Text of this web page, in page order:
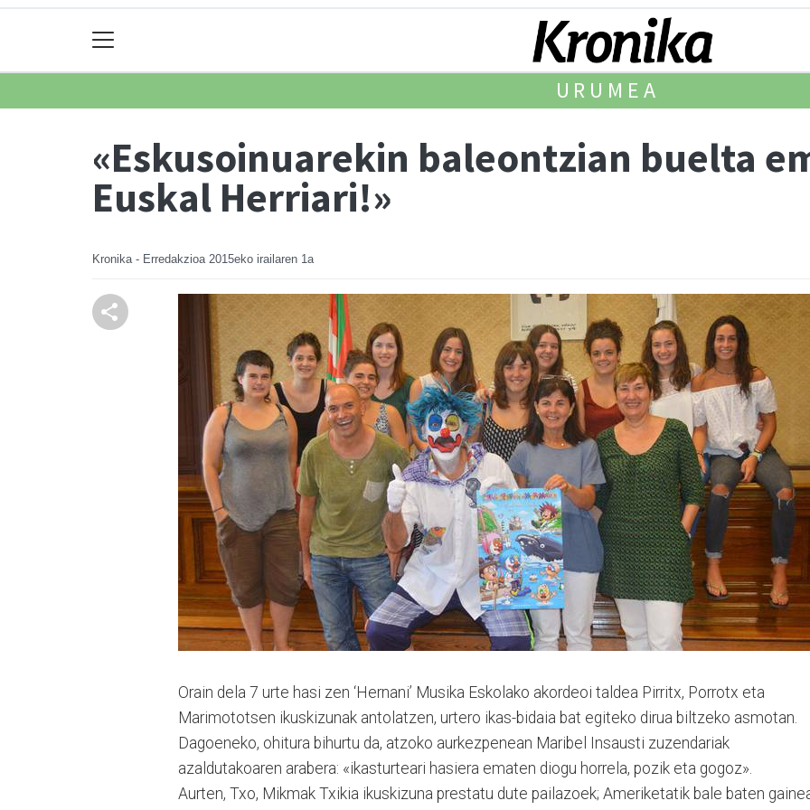
URUMEA
«Eskusoinuarekin baleontzian buelta
Euskal Herriari!»
Kronika - Erredakzioa 2015eko irailaren 1a
Orain dela 7 urte hasi zen ‘Hernani’ Musika Eskolako akor­deoi taldea Pirritx, Po­rrotx eta
Marimototsen ikuskizunak antolatzen, urtero ikas-bidaia bat egiteko dirua biltzeko asmotan.
Dagoeneko, ohitura bihurtu da, atzoko aurkezpenean Maribel In­saus­ti zuzendariak
azaldutakoaren arabera: «ikasturteari hasiera ematen diogu horrela, pozik eta gogoz».
Aurten, Txo, Mikmak Txikia ikuskizuna prestatu dute pailazoek; Ameriketatik bale baten